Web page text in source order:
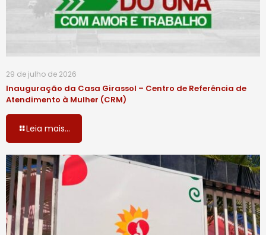
29 de julho de 2026
Inauguração da Casa Girassol – Centro de Referência de
Atendimento à Mulher (CRM)
Leia mais...